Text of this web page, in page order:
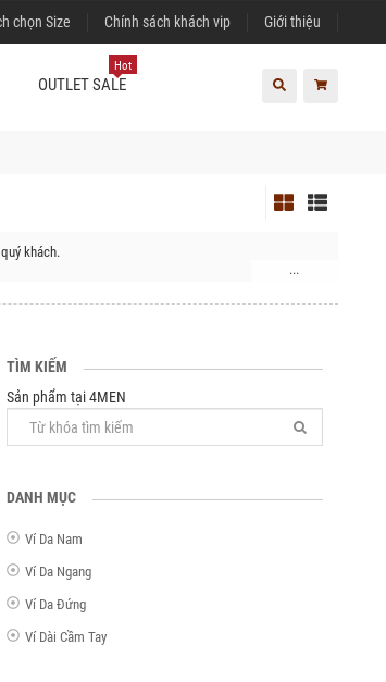
chọn Size Chính sách khách vip Giới thiệu
OUTLET SALE
Hot
khách.
...
TÌM KIẾM
Sản phẩm tại 4MEN
DANH MỤC
Ví Da Nam
Ví Da Ngang
Ví Da Đứng
Ví Dài Cầm Tay